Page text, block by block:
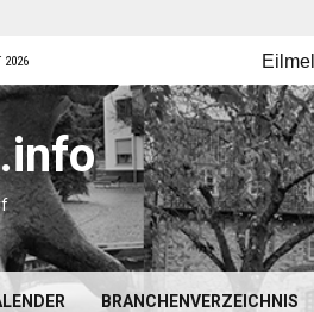
2026
BRANCHENVERZEICHNIS